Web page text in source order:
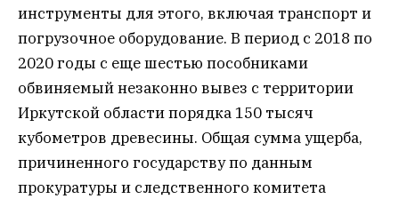
инструменты для этого, включая транспорт и
погрузочное оборудование. В период с 2018 по
2020 годы с еще шестью пособниками
обвиняемый незаконно вывез с территории
Иркутской области порядка 150 тысяч
кубометров древесины. Общая сумма ущерба,
причиненного государству по данным
прокуратуры и следственного комитета